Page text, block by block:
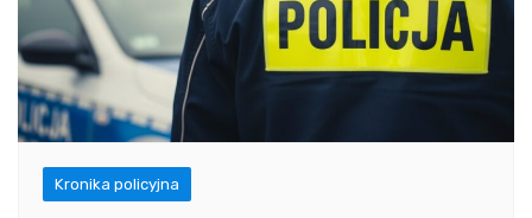
Kronika policyjna